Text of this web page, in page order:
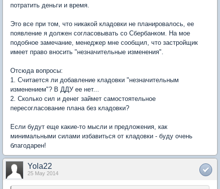
потратить деньги и время.
Это все при том, что никакой кладовки не планировалось, ее
появление я должен согласовывать со Сбербанком. На мое
подобное замечание, менеджер мне сообщил, что застройщик
имеет право вносить "незначительные изменения".
Отсюда вопросы:
1. Считается ли добавление кладовки "незначительным
изменением"? В ДДУ ее нет...
2. Сколько сил и денег займет самостоятельное
пересогласование плана без кладовки?
Если будут еще какие-то мысли и предложения, как
минимальными силами избавиться от кладовки - буду очень
благодарен!
Yola22
25 May 2014